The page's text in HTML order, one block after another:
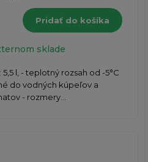
Pridať do košíka
sklade
l, - teplotný rozsah od -5°C
do vodných kúpeľov a
- rozmery...